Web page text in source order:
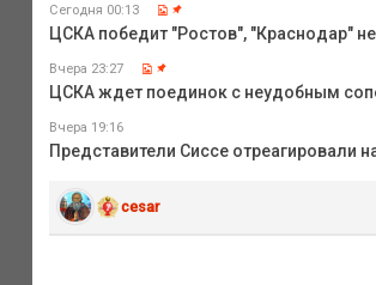
Сегодня 00:13
ЦСКА победит "Ростов", "Краснодар"
Вчера 23:27
ЦСКА ждет поединок с неудобным
Вчера 19:16
Представители Сиссе отреагировали
cesar